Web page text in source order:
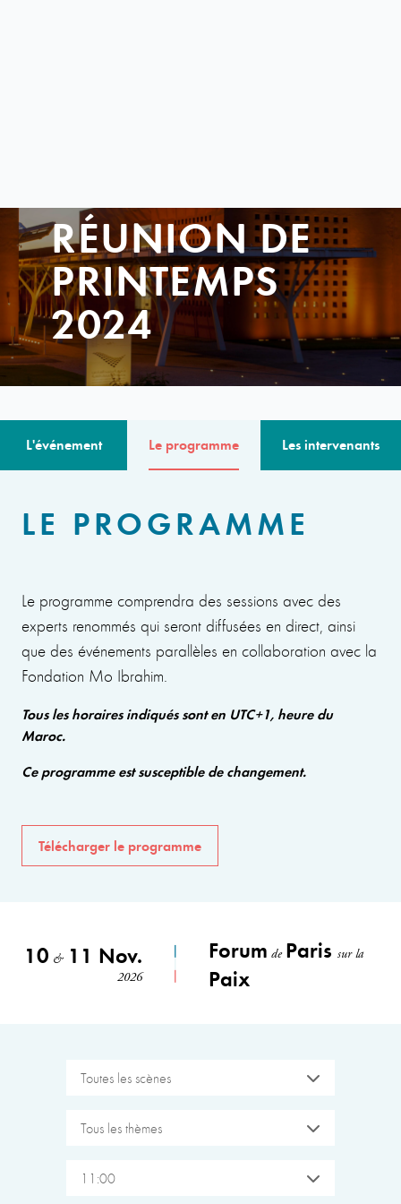
RÉUNION DE
PRINTEMPS
2024
L'événement Le programme Les intervenants
LE PROGRAMME
Le programme comprendra des sessions avec des
experts renommés qui seront diffusées en direct, ainsi
que des événements parallèles en collaboration avec la
Fondation Mo Ibrahim.
Tous les horaires indiqués sont en UTC+1, heure du
Maroc.
Ce programme est susceptible de changement.
Télécharger le programme
10 &11 Nov.
2026
Forum de Parissur la
Paix
Toutes les scènes
Tous les thèmes
11:00